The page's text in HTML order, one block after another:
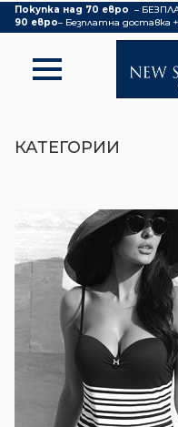
Покупка над 70 евро –
90 евро– Безплатна доставка
КАТЕГОРИИ